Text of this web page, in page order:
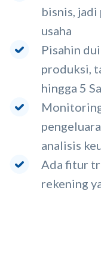
bisnis,
usaha
Pisahin
produksi,
hingga 5
analisis
Ada fitur
rekening